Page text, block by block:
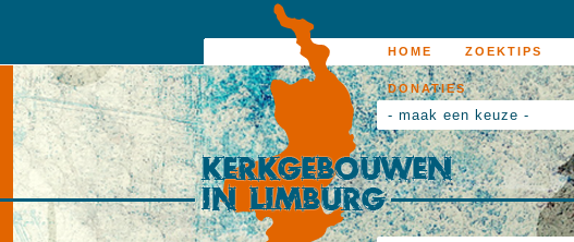
HOME ZOEKTIPS
DONATIES
- maak een keuze -